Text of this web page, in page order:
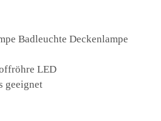
Badleuchte Deckenlampe
LED
geeignet